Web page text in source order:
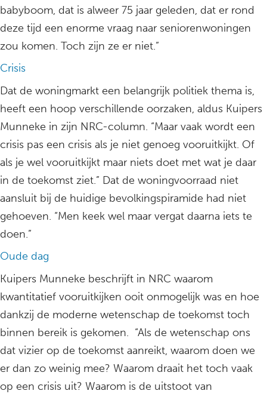
babyboom, dat is alweer 75 jaar geleden, dat er rond
deze tijd een enorme vraag naar seniorenwoningen
zou komen. Toch zijn ze er niet.”
Crisis
Dat de woningmarkt een belangrijk politiek thema is,
heeft een hoop verschillende oorzaken, aldus Kuipers
Munneke in zijn NRC-column. “Maar vaak wordt een
crisis pas een crisis als je niet genoeg vooruitkijkt. Of
als je wel vooruitkijkt maar niets doet met wat je daar
in de toekomst ziet.” Dat de woningvoorraad niet
aansluit bij de huidige bevolkingspiramide had niet
gehoeven. “Men keek wel maar vergat daarna iets te
doen.”
Oude dag
Kuipers Munneke beschrijft in NRC waarom
kwantitatief vooruitkijken ooit onmogelijk was en hoe
dankzij de moderne wetenschap de toekomst toch
binnen bereik is gekomen. “Als de wetenschap ons
dat vizier op de toekomst aanreikt, waarom doen we
er dan zo weinig mee? Waarom draait het toch vaak
op een crisis uit? Waarom is de uitstoot van